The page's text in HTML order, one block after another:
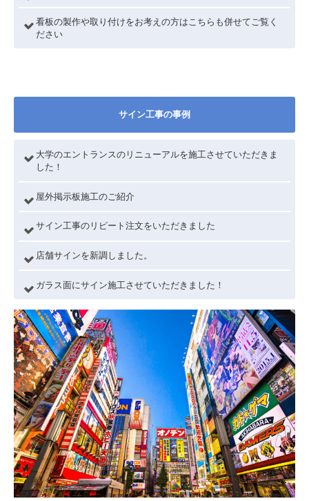
看板の製作や取り付けをお考えの方はこちらも併せてご覧く
ださい
サイン工事の事例
大学のエントランスのリニューアルを施工させていただきま
した！
屋外掲示板施工のご紹介
サイン工事のリピート注文をいただきました
店舗サインを新調しました。
ガラス面にサイン施工させていただきました！